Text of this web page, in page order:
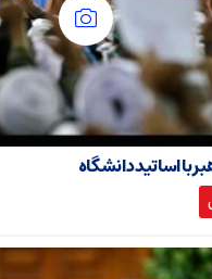
با اساتید دانشگاه